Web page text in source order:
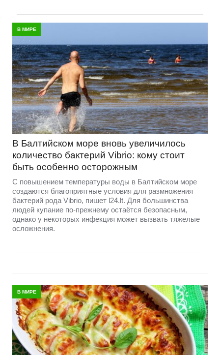
В МИРЕ
В Балтийском море вновь увеличилось
количество бактерий Vibrio: кому стоит
быть особенно осторожным
С повышением температуры воды в Балтийском море
создаются благоприятные условия для размножения
бактерий рода Vibrio, пишет l24.lt. Для большинства
людей купание по-прежнему остаётся безопасным,
однако у некоторых инфекция может вызвать тяжелые
осложнения.
В МИРЕ